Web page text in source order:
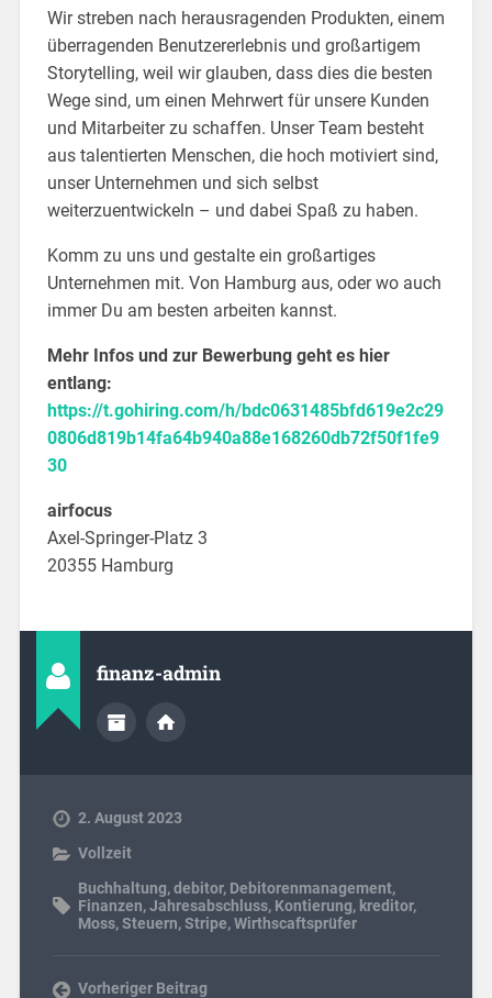
Wir streben nach herausragenden Produkten, einem
überragenden Benutzererlebnis und großartigem
Storytelling, weil wir glauben, dass dies die besten
Wege sind, um einen Mehrwert für unsere Kunden
und Mitarbeiter zu schaffen. Unser Team besteht
aus talentierten Menschen, die hoch motiviert sind,
unser Unternehmen und sich selbst
weiterzuentwickeln – und dabei Spaß zu haben.
Komm zu uns und gestalte ein großartiges
Unternehmen mit. Von Hamburg aus, oder wo auch
immer Du am besten arbeiten kannst.
Mehr Infos und zur Bewerbung geht es hier
entlang:
https://t.gohiring.com/h/bdc0631485bfd619e2c29
0806d819b14fa64b940a88e168260db72f50f1fe9
30
airfocus
Axel-Springer-Platz 3
20355 Hamburg
finanz-admin
2. August 2023
Vollzeit
Buchhaltung,debitor, Debitorenmanagement,
Finanzen,Jahresabschluss, Kontierung, kreditor,
Moss,Steuern,Stripe,Wirthscaftsprüfer
Vorheriger Beitrag